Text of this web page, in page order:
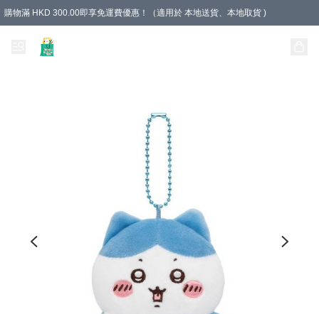
購物滿 HKD 300.00即享免運費優惠！（適用於 本地送貨、本地取貨 )